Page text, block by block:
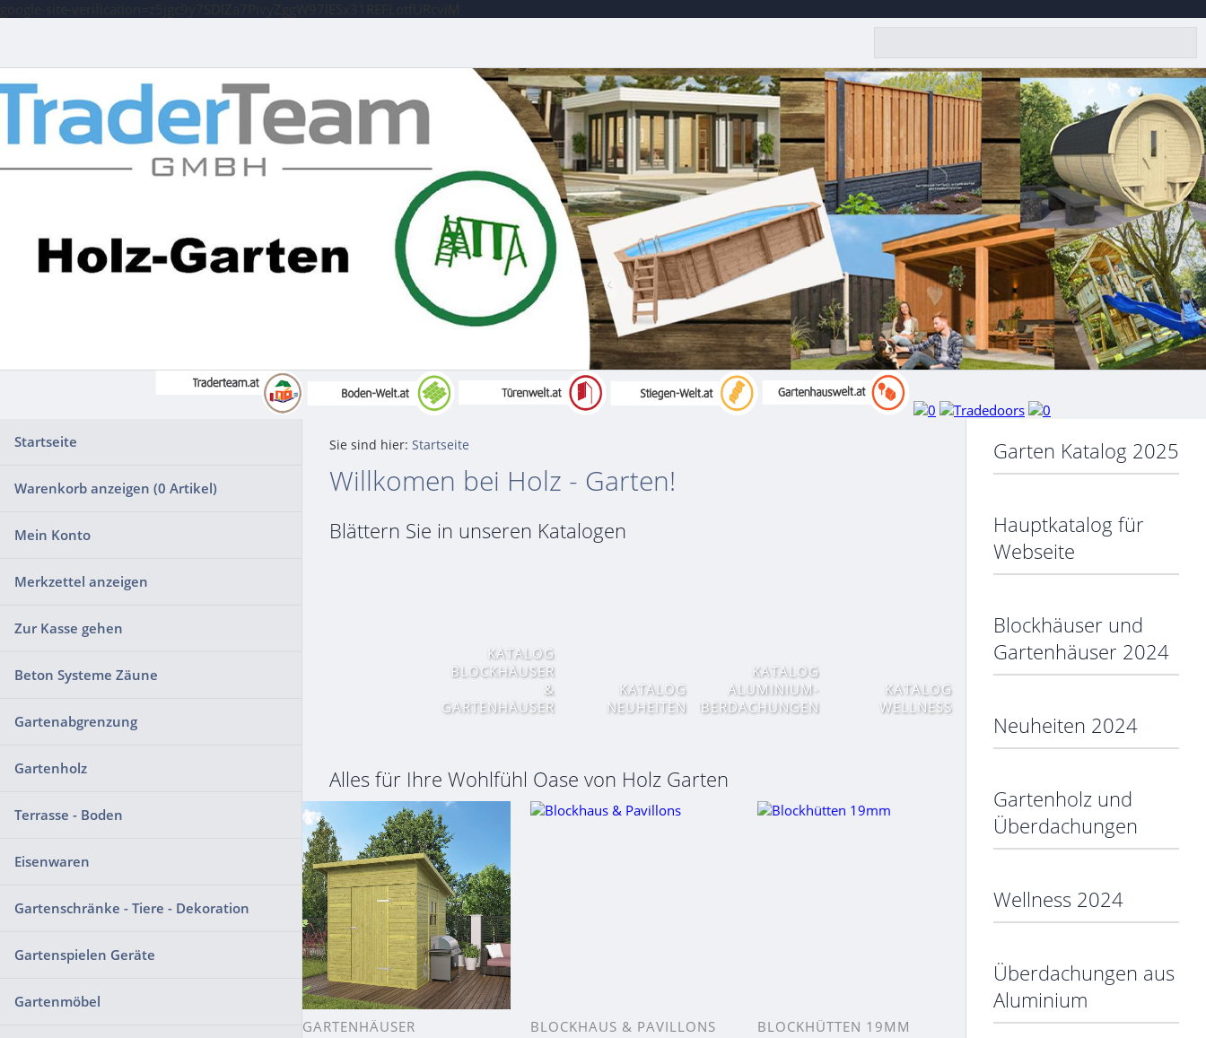
Startseite
Warenkorb anzeigen (0 Artikel)
Mein Konto
Merkzettel anzeigen
Zur Kasse gehen
Beton Systeme Zäune
Gartenabgrenzung
Gartenholz
Terrasse - Boden
Eisenwaren
Gartenschränke - Tiere - Dekoration
Gartenspielen Geräte
Gartenmöbel
Sie sind hier: Startseite
Willkomen bei Holz - Garten!
Blättern Sie in unseren Katalogen
KATALOG
BLOCKHÄUSER
&
GARTENHÄUSER
KATALOG
NEUHEITEN
KATALOG
ALUMINIUM-
ÜBERDACHUNGEN
KATALOG
WELLNESS
Alles für Ihre Wohlfühl Oase von Holz Garten
GARTENHÄUSER
BLOCKHAUS & PAVILLONS
BLOCKHÜTTEN 19MM
Garten Katalog 2025
Hauptkatalog für
Webseite
Blockhäuser und
Gartenhäuser 2024
Neuheiten 2024
Gartenholz und
Überdachungen
Wellness 2024
Überdachungen aus
Aluminium